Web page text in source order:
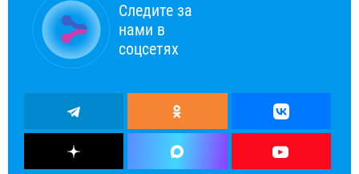
Следите за
нами в
соцсетях